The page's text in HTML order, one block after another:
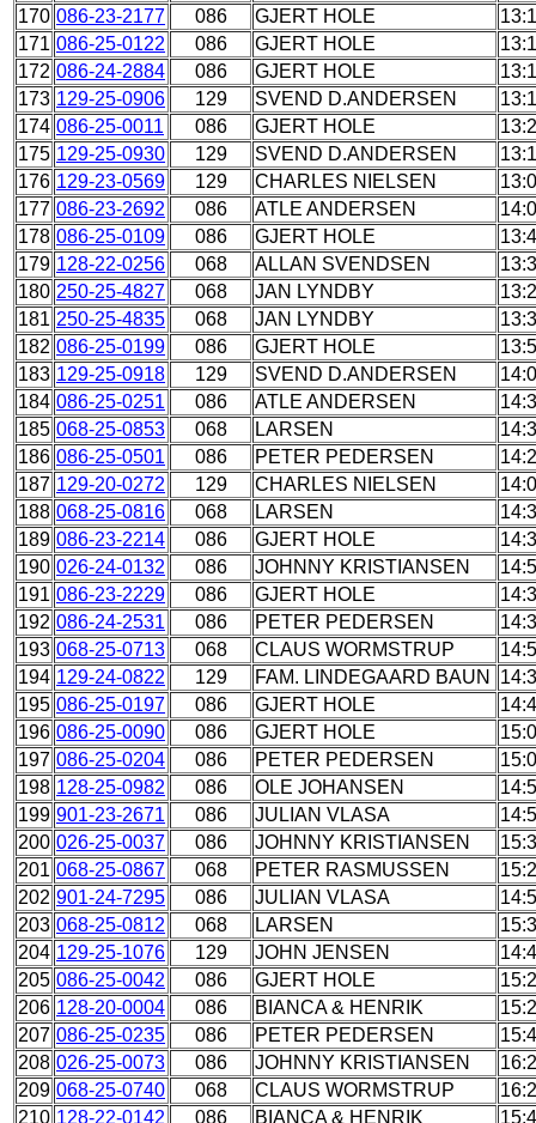
170 086-23-2177 086 GJERT HOLE
171 086-25-0122 086 GJERT HOLE
172 086-24-2884 086 GJERT HOLE
173 129-25-0906 129 SVEND D.ANDERSEN
174 086-25-0011 086 GJERT HOLE
175 129-25-0930 129 SVEND D.ANDERSEN
176 129-23-0569 129 CHARLES NIELSEN
177 086-23-2692 086 ATLE ANDERSEN
178 086-25-0109 086 GJERT HOLE
179 128-22-0256 068 ALLAN SVENDSEN
180 250-25-4827 068 JAN LYNDBY
181 250-25-4835 068 JAN LYNDBY
182 086-25-0199 086 GJERT HOLE
183 129-25-0918 129 SVEND D.ANDERSEN
184 086-25-0251 086 ATLE ANDERSEN
185 068-25-0853 068 LARSEN
186 086-25-0501 086 PETER PEDERSEN
187 129-20-0272 129 CHARLES NIELSEN
188 068-25-0816 068 LARSEN
189 086-23-2214 086 GJERT HOLE
190 026-24-0132 086 JOHNNY KRISTIANSEN
191 086-23-2229 086 GJERT HOLE
192 086-24-2531 086 PETER PEDERSEN
193 068-25-0713 068 CLAUS WORMSTRUP
194 129-24-0822 129 FAM. LINDEGAARD BAUN
195 086-25-0197 086 GJERT HOLE
196 086-25-0090 086 GJERT HOLE
197 086-25-0204 086 PETER PEDERSEN
198 128-25-0982 086 OLE JOHANSEN
199 901-23-2671 086 JULIAN VLASA
200 026-25-0037 086 JOHNNY KRISTIANSEN
201 068-25-0867 068 PETER RASMUSSEN
202 901-24-7295 086 JULIAN VLASA
203 068-25-0812 068 LARSEN
204 129-25-1076 129 JOHN JENSEN
205 086-25-0042 086 GJERT HOLE
206 128-20-0004 086 BIANCA & HENRIK
207 086-25-0235 086 PETER PEDERSEN
208 026-25-0073 086 JOHNNY KRISTIANSEN
209 068-25-0740 068 CLAUS WORMSTRUP
210 128-22-0142 086 BIANCA & HENRIK